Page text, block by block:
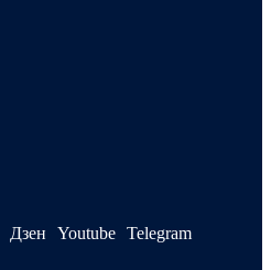
Дзен Youtube Telegram